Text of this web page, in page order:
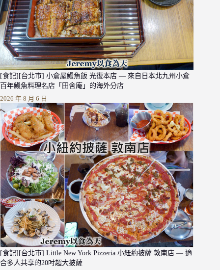
[食記][台北市] 小倉屋鰻魚飯 光復本店 — 來自日本北九州小倉
百年鰻魚料理名店「田舍庵」的海外分店
2026 年 8 月 6 日
[食記][台北市] Little New York Pizzeria 小紐約披薩 敦南店 — 適
合多人共享的20吋超大披薩